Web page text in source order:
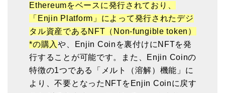
Ethereumをベースに発行されており、
「Enjin Platform」によって発行されたデジ
タル資産であるNFT（Non-fungible token）
*の購入や、Enjin Coinを裏付けにNFTを発
行することが可能です。また、Enjin Coinの
特徴の1つである「メルト（溶解）機能」に
より、不要となったNFTをEnjin Coinに戻す